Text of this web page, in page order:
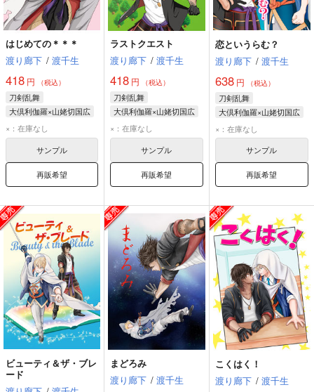
はじめての＊＊＊
渡り廊下 / 渡千生
418 円 （税込）
刀剣乱舞
大倶利伽羅×山姥切国広
大倶利伽羅
山姥切国広
×：在庫なし
サンプル
再販希望
ラストクエスト
渡り廊下 / 渡千生
418 円 （税込）
刀剣乱舞
大倶利伽羅×山姥切国広
大倶利伽羅
山姥切国広
×：在庫なし
サンプル
再販希望
恋というらむ？
渡り廊下 / 渡千生
638円 （税込）
刀剣乱舞
大倶利伽羅×山姥切国広
大倶利伽羅
山姥切国広
×：在庫なし
サンプル
再販希望
ビューティ＆ザ・ブレ
ード
まどろみ
渡り廊下 / 渡千生
こくはく！
渡り廊下 / 渡千生